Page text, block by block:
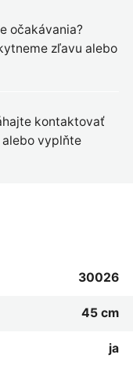
očakávania?
zľavu alebo
kontaktovať
alebo vyplňte
30026
45 cm
ja